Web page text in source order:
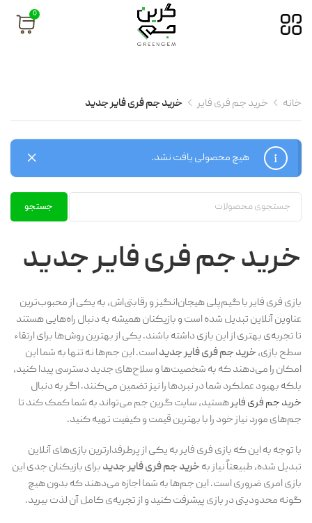
0
خانه خرید جم فری فایر خرید جم فری فایر جدید
هیچ محصولی یافت نشد.
جستجو
خرید جم فری فایر جدید
بازی فری فایر با گیم‌پلی هیجان‌انگیز و رقابتی‌اش، به یکی از محبوب‌ترین
عناوین آنلاین تبدیل شده است و بازیکنان همیشه به دنبال راه‌هایی هستند
تا تجربه‌ی بهتری از این بازی داشته باشند. یکی از بهترین روش‌ها برای ارتقاء
سطح بازی،خرید جم فری فایر جدیداست. این جم‌ها نه تنها به شما این
امکان را می‌دهند که به شخصیت‌ها و سلاح‌های جدید دسترسی پیدا کنید،
بلکه بهبود عملکرد شما در نبردها را نیز تضمین می‌کنند. اگر به دنبال
خرید جم فری فایرهستید، سایت گرین جم می‌تواند به شما کمک کند تا
جم‌های مورد نیاز خود را با بهترین قیمت و کیفیت تهیه کنید.
با توجه به این که بازی فری فایر به یکی از پرطرفدارترین بازی‌های آنلاین
تبدیل شده، طبیعتاً نیاز بهخرید جم فری فایر جدیدبرای بازیکنان جدی این
بازی امری ضروری است. این جم‌ها به شما اجازه می‌دهند که بدون هیچ
گونه محدودیتی در بازی پیشرفت کنید و از تجربه‌ی کامل آن لذت ببرید.